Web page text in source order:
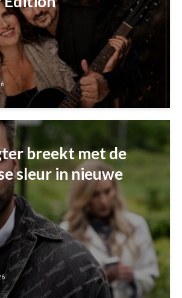
breekt met de
sleur in nieuwe